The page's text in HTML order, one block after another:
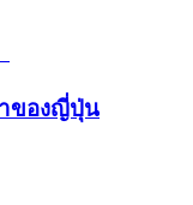
ของญี่ปุ่น